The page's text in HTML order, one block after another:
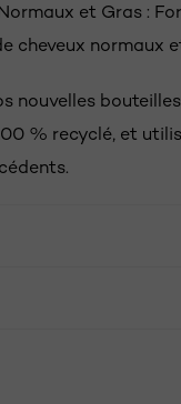
et Gras :
cheveux normaux
nouvelles
% recyclé, et